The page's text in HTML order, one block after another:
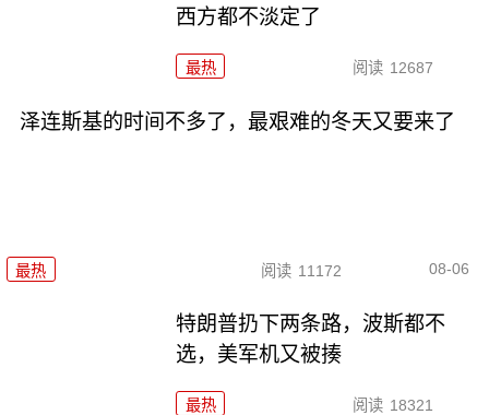
西方都不淡定了
最热 阅读 12687
泽连斯基的时间不多了，最艰难的冬天又要来了
最热 阅读 11172 08-06
特朗普扔下两条路，波斯都不
选，美军机又被揍
最热 阅读 18321